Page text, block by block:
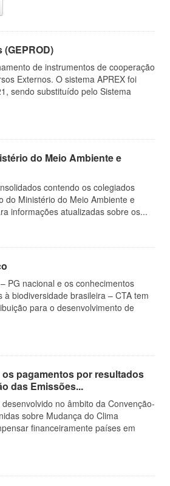
de instrumentos de cooperação
Externos. O sistema APREX foi
sendo substituído pelo Sistema
do Meio Ambiente e
contendo os colegiados
do Ministério do Meio Ambiente e
informações atualizadas sobre os...
PG nacional e os conhecimentos
à biodiversidade brasileira – CTA tem
para o desenvolvimento de
pagamentos por resultados
das Emissões...
no âmbito da Convenção-
sobre Mudança do Clima
financeiramente países em